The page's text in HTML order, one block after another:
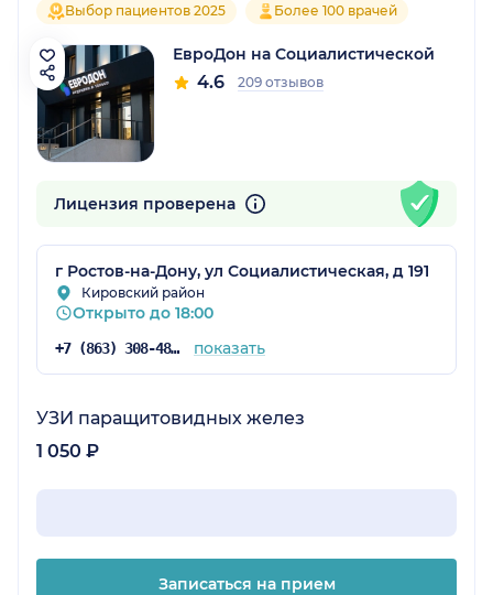
Выбор пациентов 2025 Более 100 врачей
ЕвроДон на Социалистической
4.6 209 отзывов
Лицензия проверена
г Ростов-на-Дону, ул Социалистическая, д 191
Кировский район
Открыто до 18:00
+7 (863) 308-48-57 показать
УЗИ паращитовидных желез
1 050 ₽
Записаться на прием